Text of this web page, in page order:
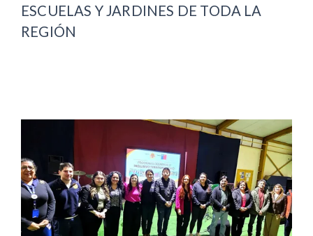
ESCUELAS Y JARDINES DE TODA LA
REGIÓN